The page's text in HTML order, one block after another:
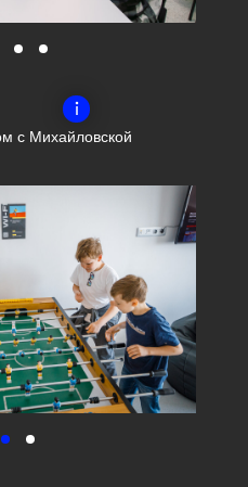
с Михайловской